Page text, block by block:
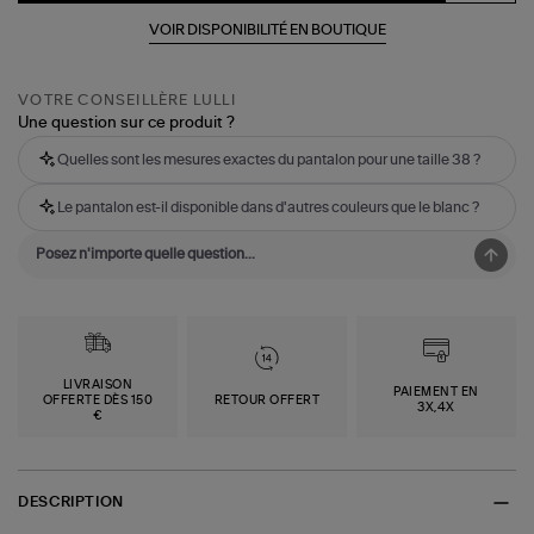
VOIR DISPONIBILITÉ EN BOUTIQUE
VOTRE CONSEILLÈRE LULLI
Une question sur ce produit ?
Quelles sont les mesures exactes du pantalon pour une taille 38 ?
Le pantalon est-il disponible dans d'autres couleurs que le blanc ?
LIVRAISON
OFFERTE DÈS 150
€
RETOUR OFFERT
PAIEMENT EN
3X,4X
DESCRIPTION